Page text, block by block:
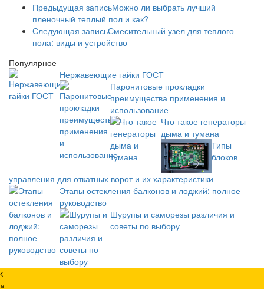
Предыдущая записьМожно ли выбрать лучший
пленочный теплый пол и как?
Следующая записьСмесительный узел для теплого
пола: виды и устройство
Популярное
Нержавеющие гайки ГОСТ
Паронитовые прокладки
преимущества применения и
использование
Что такое генераторы
дыма и тумана
Типы
блоков
управления для откатных ворот и их характеристики
Этапы остекления балконов и лоджий: полное
руководство
Шурупы и саморезы различия и
советы по выбору
×